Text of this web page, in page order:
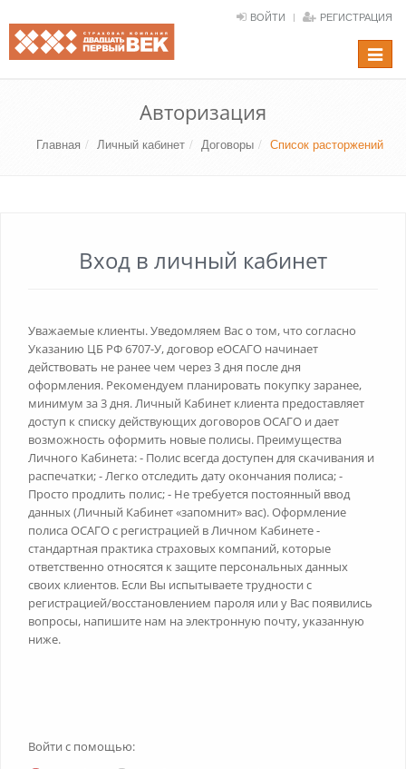
ВОЙТИ РЕГИСТРАЦИЯ
Toggle
Авторизация
Главная Личный кабинет Договоры Список расторжений
Вход в личный кабинет
Уважаемые клиенты. Уведомляем Вас о том, что согласно
Указанию ЦБ РФ 6707-У, договор еОСАГО начинает
действовать не ранее чем через 3 дня после дня
оформления. Рекомендуем планировать покупку заранее,
минимум за 3 дня. Личный Кабинет клиента предоставляет
доступ к списку действующих договоров ОСАГО и дает
возможность оформить новые полисы. Преимущества
Личного Кабинета: - Полис всегда доступен для скачивания и
распечатки; - Легко отследить дату окончания полиса; -
Просто продлить полис; - Не требуется постоянный ввод
данных (Личный Кабинет «запомнит» вас). Оформление
полиса ОСАГО с регистрацией в Личном Кабинете -
стандартная практика страховых компаний, которые
ответственно относятся к защите персональных данных
своих клиентов. Если Вы испытываете трудности с
регистрацией/восстановлением пароля или у Вас появились
вопросы, напишите нам на электронную почту, указанную
ниже.
Войти с помощью: